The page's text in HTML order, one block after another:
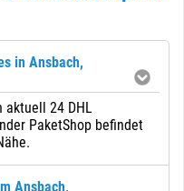
in Ansbach,
aktuell 24 DHL
PaketShop befindet
Ansbach,